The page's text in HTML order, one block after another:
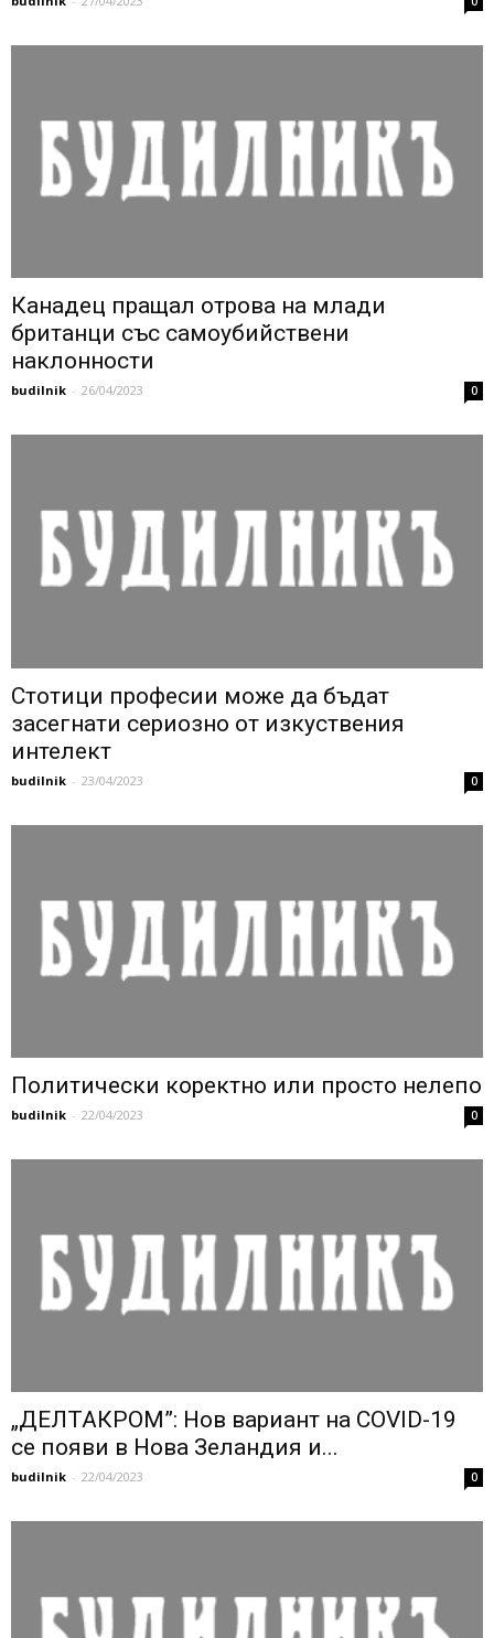
Канадец пращал отрова на млади
британци със самоубийствени
наклонности
budilnik - 26/04/2023 0
Стотици професии може да бъдат
засегнати сериозно от изкуствения
интелект
budilnik - 23/04/2023 0
Политически коректно или просто нелепо
budilnik - 22/04/2023 0
„ДЕЛТАКРОМ”: Нов вариант на COVID-19
се появи в Нова Зеландия и...
budilnik - 22/04/2023 0